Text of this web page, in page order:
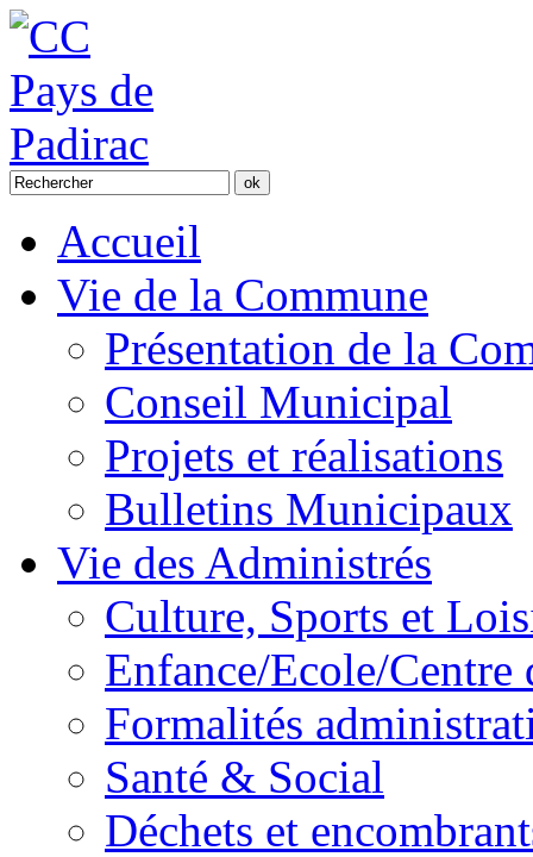
Accueil
Vie de la Commune
Présentation de la
Conseil Municipal
Projets et réalisations
Bulletins Municipaux
Vie des Administrés
Culture, Sports et
Enfance/Ecole/Centre
Formalités
Santé & Social
Déchets et